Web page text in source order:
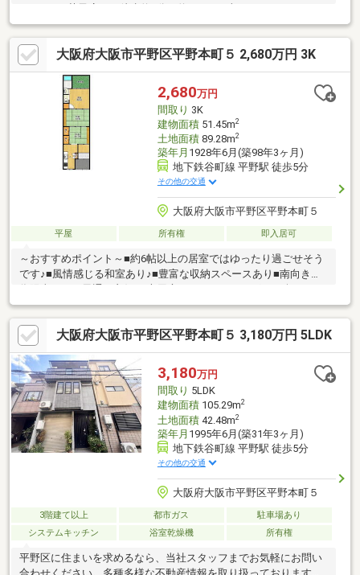
いぬいまで徒歩約2分（約110ｍ）■Seria生活良品 ビス平野店まで
徒歩約3分（約220ｍ）■周辺施設が充実♪物件の詳細、内覧予約、
住宅ローンのご相談等、お気軽に「コニケン」までお問い合わせ
ください♪
大阪府大阪市平野区平野本町５ 2,680万円 3K
2,680万円
間取り 3K
建物面積51.45m2
土地面積89.28m2
築年月 1928年6月(築98年3ヶ月)
地下鉄谷町線 平野駅 徒歩5分
その他の交通
大阪府大阪市平野区平野本町５
平屋 所有権 即入居可
～おすすめポイント～■約6帖以上の居室ではゆったり過ごせそう
です♪■風情感じる和室あり♪■豊富な収納スペースあり■南向きの
すね♪■新築用地としてもおすすめです♪～周辺環境～・コンビニ
まで徒歩約3分・スーパーまで徒歩約７分・病院まで徒歩約7分・
郵便局まで徒歩約4分平野公園まで徒歩約13分とお散歩コースに
ぴったり♪その他、周辺には生活に便利な施設が充実！ぜひ、一度
ご覧になってみませんか♪ 住宅ローンや資金計画などお気軽にご
相談ください！ お気軽にお問合せください！
大阪府大阪市平野区平野本町５ 3,180万円 5LDK
3,180万円
間取り 5LDK
建物面積105.29m2
土地面積42.48m2
築年月 1995年6月(築31年3ヶ月)
地下鉄谷町線 平野駅 徒歩5分
その他の交通
大阪府大阪市平野区平野本町５
3階建て以上 都市ガス
駐車場あり
システムキッチン
浴室乾燥機 所有権
平野区に住まいを求めるなら、当社スタッフまでお気軽にお問い